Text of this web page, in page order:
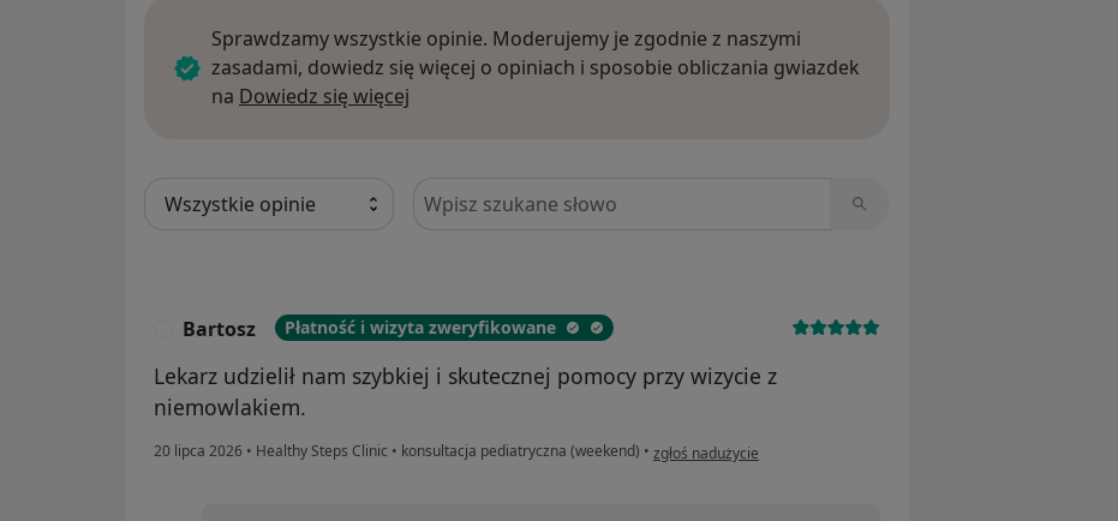
Sprawdzamy wszystkie opinie. Moderujemy je zgodnie z naszymi
zasadami, dowiedz się więcej o opiniach i sposobie obliczania gwiazdek
na Dowiedz się więcej
Szukaj w opiniach
Bartosz Płatność i wizyta zweryfikowane
Lekarz udzielił nam szybkiej i skutecznej pomocy przy wizycie z
niemowlakiem.
20 lipca 2026 • Healthy Steps Clinic • konsultacja pediatryczna (weekend) • w opinii użytkownika Bartosz
zgłoś nadużycie